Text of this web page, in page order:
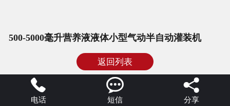
500-5000毫升营养液液体小型气动半自动灌装机
返回列表

电话

短信

分享